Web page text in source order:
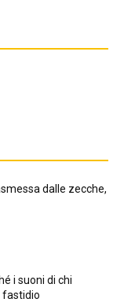
dalle zecche,
i suoni di chi
fastidio